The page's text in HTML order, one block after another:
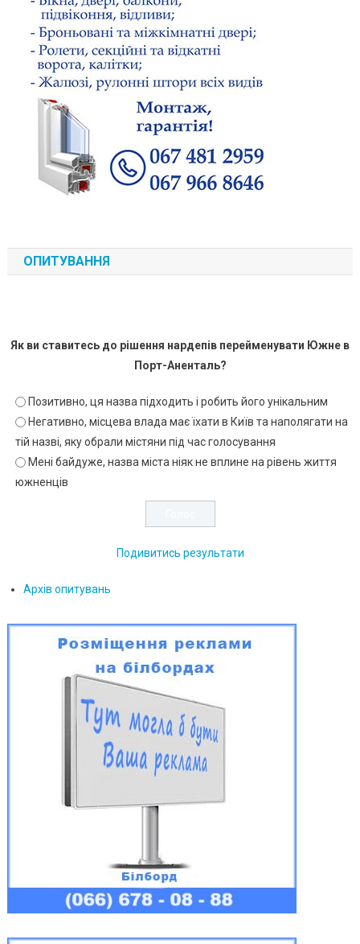
ОПИТУВАННЯ
Як ви ставитесь до рішення нардепів перейменувати Южне в
Порт-Аненталь?
Позитивно, ця назва підходить і робить його унікальним
Негативно, місцева влада має їхати в Київ та наполягати на
тій назві, яку обрали містяни під час голосування
Мені байдуже, назва міста ніяк не вплине на рівень життя
южненців
Подивитись результати
Архів опитувань